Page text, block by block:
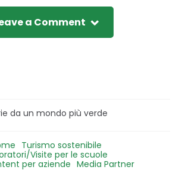
a Comment
da un mondo più verde
Turismo sostenibile
Visite per le scuole
per aziende Media Partner